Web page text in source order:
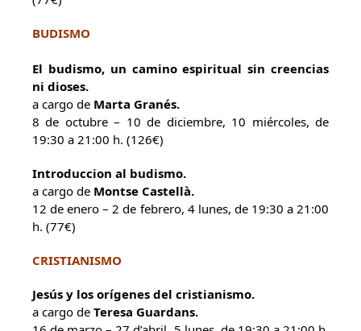
BUDISMO
El budismo, un camino espiritual sin creencias
ni dioses.
a cargo de Marta Granés.
8 de octubre – 10 de diciembre, 10 miércoles, de
19:30 a 21:00 h. (126€)
Introduccion al budismo.
a cargo de Montse Castellà.
12 de enero – 2 de febrero, 4 lunes, de 19:30 a 21:00
h. (77€)
CRISTIANISMO
Jesús y los orígenes del cristianismo.
a cargo de Teresa Guardans.